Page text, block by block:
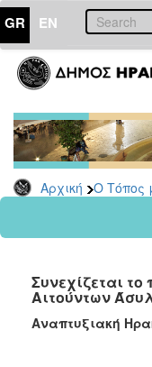
GR EN
Αρχική Ο Τόπος
ΤΟΠΟΣ
ΜΑΣ
Αρχείο
2026
2024
2022
2021
Συνεχίζεται
Αιτούντων
Αναπτυξιακή